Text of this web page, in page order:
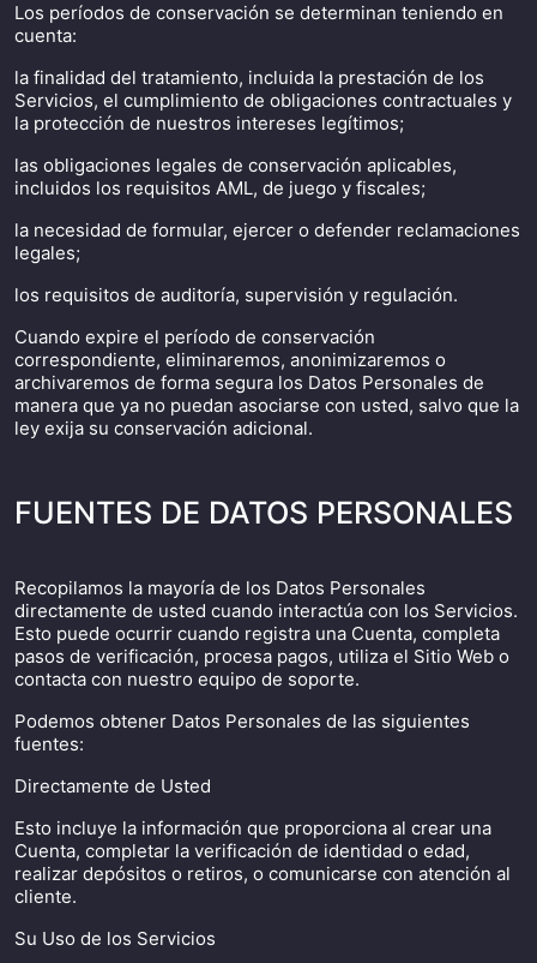
Los períodos de conservación se determinan teniendo en
cuenta:
la finalidad del tratamiento, incluida la prestación de los
Servicios, el cumplimiento de obligaciones contractuales y
la protección de nuestros intereses legítimos;
las obligaciones legales de conservación aplicables,
incluidos los requisitos AML, de juego y fiscales;
la necesidad de formular, ejercer o defender reclamaciones
legales;
los requisitos de auditoría, supervisión y regulación.
Cuando expire el período de conservación
correspondiente, eliminaremos, anonimizaremos o
archivaremos de forma segura los Datos Personales de
manera que ya no puedan asociarse con usted, salvo que la
ley exija su conservación adicional.
FUENTES DE DATOS PERSONALES
Recopilamos la mayoría de los Datos Personales
directamente de usted cuando interactúa con los Servicios.
Esto puede ocurrir cuando registra una Cuenta, completa
pasos de verificación, procesa pagos, utiliza el Sitio Web o
contacta con nuestro equipo de soporte.
Podemos obtener Datos Personales de las siguientes
fuentes:
Directamente de Usted
Esto incluye la información que proporciona al crear una
Cuenta, completar la verificación de identidad o edad,
realizar depósitos o retiros, o comunicarse con atención al
cliente.
Su Uso de los Servicios